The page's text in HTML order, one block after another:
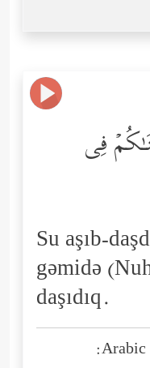
فِی
Su aşıb-
gəmidə
daşıdıq.
Arabic